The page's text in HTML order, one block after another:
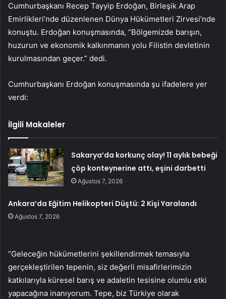
Cumhurbaşkanı Recep Tayyip Erdoğan, Birleşik Arap
Emirlikleri’nde düzenlenen Dünya Hükümetleri Zirvesi’nde
konuştu. Erdoğan konuşmasında, “Bölgemizde barışın,
huzurun ve ekonomik kalkınmanın yolu Filistin devletinin
kurulmasından geçer.” dedi.
Cumhurbaşkanı Erdoğan konuşmasında şu ifadelere yer
verdi:
İlgili Makaleler
Sakarya’da korkunç olay! 11 aylık bebeği
çöp konteynerine attı, eşini darbetti
Ağustos 7, 2026
Ankara’da Eğitim Helikopteri Düştü: 2 Kişi Yaralandı
Ağustos 7, 2026
“Geleceğin hükümetlerini şekillendirmek temasıyla
gerçekleştirilen tepenin, siz değerli misafirlerimizin
katkılarıyla küresel barış ve adaletin tesisine olumlu etki
yapacağına inanıyorum. Tepe, biz Türkiye olarak